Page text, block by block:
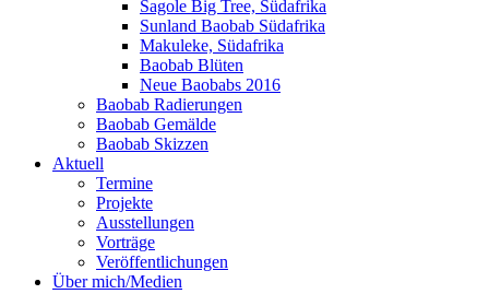
Sagole Big Tree, Südafrika
Sunland Baobab Südafrika
Makuleke, Südafrika
Baobab Blüten
Neue Baobabs 2016
Baobab Radierungen
Baobab Gemälde
Baobab Skizzen
Aktuell
Termine
Projekte
Ausstellungen
Vorträge
Veröffentlichungen
Über mich/Medien